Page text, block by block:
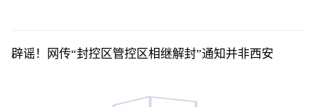
辟谣！网传“封控区管控区相继解封”通知并非西安